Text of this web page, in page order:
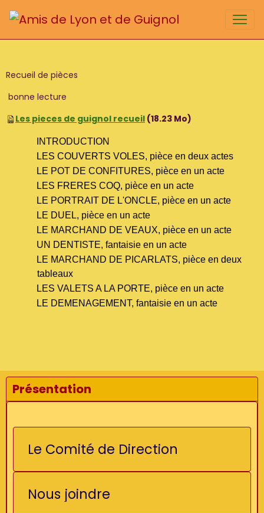
Recueil de pièces
bonne lecture
Les pieces de guignol recueil (18.23 Mo)
INTRODUCTION
LES COUVERTS VOLES, pièce en deux actes
LE POT DE CONFITURES, pièce en un acte
LES FRERES COQ, pièce en un acte
LE PORTRAIT DE L'ONCLE, pièce en un acte
LE DUEL, pièce en un acte
LE MARCHAND DE VEAUX, pièce en un acte
UN DENTISTE, fantaisie en un acte
LE MARCHAND DE PICARLATS, pièce en deux
tableaux
LES VALETS A LA PORTE, pièce en un acte
LE DEMENAGEMENT, fantaisie en un acte
Présentation
Le Comité de Direction
Nous joindre